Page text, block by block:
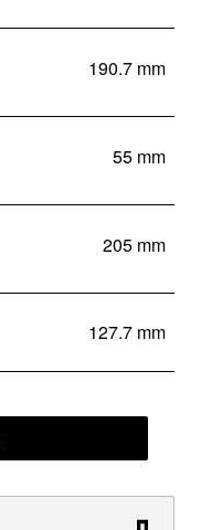
190.7 mm
55 mm
205 mm
127.7 mm